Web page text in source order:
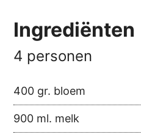
Ingrediënten
4 personen
400 gr. bloem
900 ml. melk